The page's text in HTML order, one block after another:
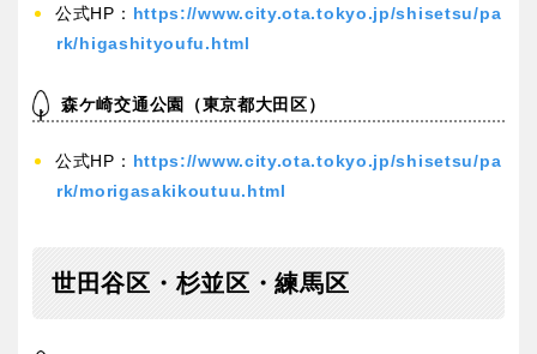
公式HP： https://www.city.ota.tokyo.jp/shisetsu/pa
rk/higashityoufu.html
森ケ崎交通公園（東京都大田区）
公式HP： https://www.city.ota.tokyo.jp/shisetsu/pa
rk/morigasakikoutuu.html
世田谷区・杉並区・練馬区